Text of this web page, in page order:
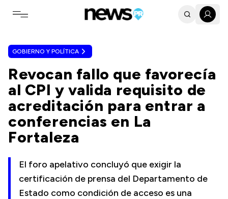
Toggle navigation menu
GOBIERNO Y POLÍTICA
Revocan fallo que favorecía
al CPI y valida requisito de
acreditación para entrar a
conferencias en La
Fortaleza
El foro apelativo concluyó que exigir la
certificación de prensa del Departamento de
Estado como condición de acceso es una